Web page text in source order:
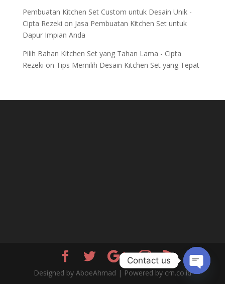
Pembuatan Kitchen Set Custom untuk Desain Unik -
Cipta Rezeki on Jasa Pembuatan Kitchen Set untuk
Dapur Impian Anda
Pilih Bahan Kitchen Set yang Tahan Lama - Cipta
Rezeki on Tips Memilih Desain Kitchen Set yang Tepat
Designed by AboeAhmad | Powered by crn.co.id
Contact us